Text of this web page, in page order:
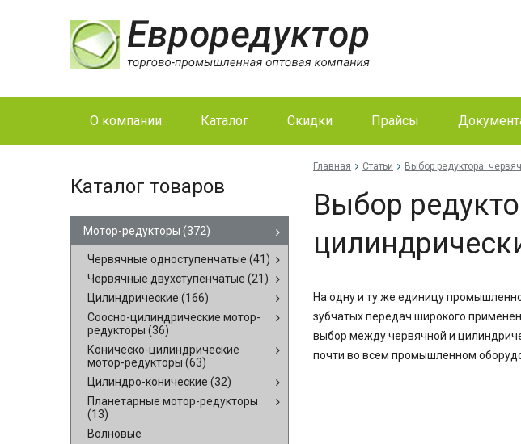
О компании Каталог Скидки Прайсы
Каталог товаров
Мотор-редукторы (372)
Червячные одноступенчатые (41)
Червячные двухступенчатые (21)
Цилиндрические (166)
Соосно-цилиндрические мотор-
редукторы (36)
Коническо-цилиндрические
мотор-редукторы (63)
Цилиндро-конические (32)
Планетарные мотор-редукторы
(13)
Волновые
Главная Статьи Выбор редуктора:
Выбор
На одну и ту же единицу
зубчатых передач широкого
выбор между червячной и
почти во всем промышленном